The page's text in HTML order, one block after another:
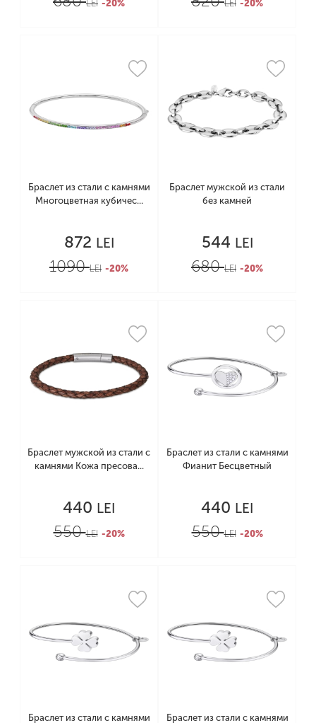
LEI -20% LEI -20%
Браслет из стали с камнями
Многоцветная кубичес...
872 LEI
1090LEI -20%
Браслет мужской из стали
без камней
544 LEI
680LEI -20%
Браслет мужской из стали с
камнями Кожа пресова...
440 LEI
550LEI -20%
Браслет из стали с камнями
Фианит Бесцветный
440 LEI
550LEI -20%
Браслет из стали с камнями
Браслет из стали с камнями